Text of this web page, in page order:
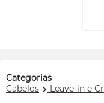
Categorias
Cabelos
Leave-in e